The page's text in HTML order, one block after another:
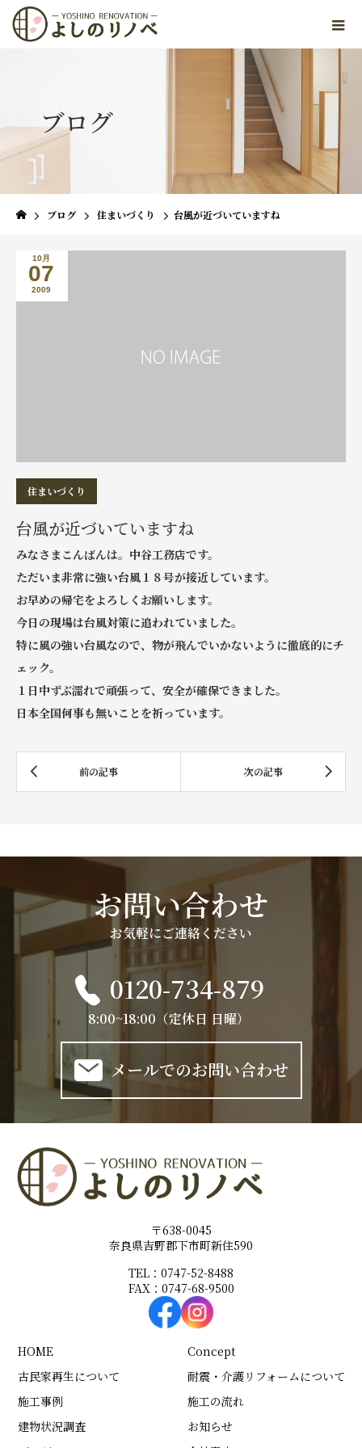
ブログ
ブログ 住まいづくり 台風が近づいていますね
10月
07
2009
住まいづくり
台風が近づいていますね
みなさまこんばんは。中谷工務店です。
ただいま非常に強い台風１８号が接近しています。
お早めの帰宅をよろしくお願いします。
今日の現場は台風対策に追われていました。
特に風の強い台風なので、物が飛んでいかないように徹底的にチ
ェック。
１日中ずぶ濡れで頑張って、安全が確保できました。
日本全国何事も無いことを祈っています。
お問い合わせ
お気軽にご連絡ください
0120-734-879
8:00~18:00（定休日 日曜）
メールでのお問い合わせ
〒638-0045
奈良県吉野郡下市町新住590
TEL：0747-52-8488
FAX：0747-68-9500
HOME
Concept
古民家再生について
耐震・介護リフォームについて
施工事例
施工の流れ
建物状況調査
お知らせ